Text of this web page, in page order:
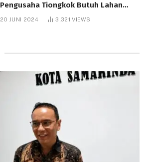
Pengusaha Tiongkok Butuh Lahan
1.000 Hektare
20 JUNI 2024 3,321VIEWS